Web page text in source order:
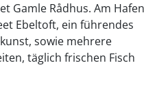
Gamle Rådhus. Am Hafen
Ebeltoft, ein führendes
sowie mehrere
täglich frischen Fisch